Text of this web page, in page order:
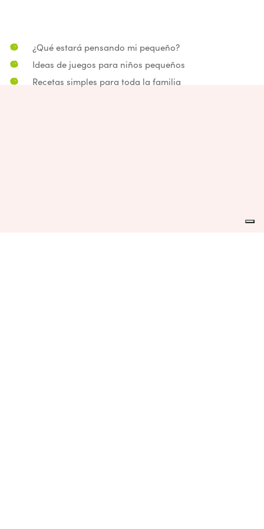
¿Qué estará pensando mi pequeño?
Ideas de juegos para niños pequeños
Recetas simples para toda la familia